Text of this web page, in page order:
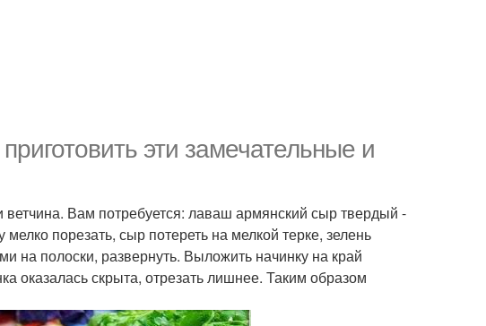
эти замечательные и
Вам потребуется: лаваш армянский сыр твердый -
мелко порезать, сыр потереть на мелкой терке, зелень
на полоски, развернуть. Выложить начинку на край
оказалась скрыта, отрезать лишнее. Таким образом